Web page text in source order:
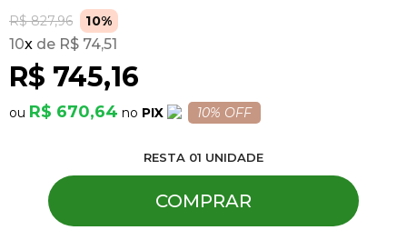
R$ 827,96 10%
R$ 745,16
10x R$ 74,51
R$ 670,64 PIX 10% OFF
RESTA 01 UNIDADE
COMPRAR
Pingentes
Pulseiras
Piercing
Pedras Preciosas